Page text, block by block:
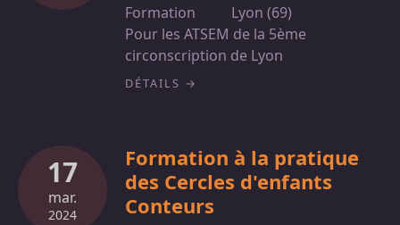
Formation
Lyon (69)
Pour les ATSEM de la 5ème
circonscription de Lyon
DÉTAILS
17
mar.
2024
Formation à la pratique
des Cercles d'enfants
Conteurs